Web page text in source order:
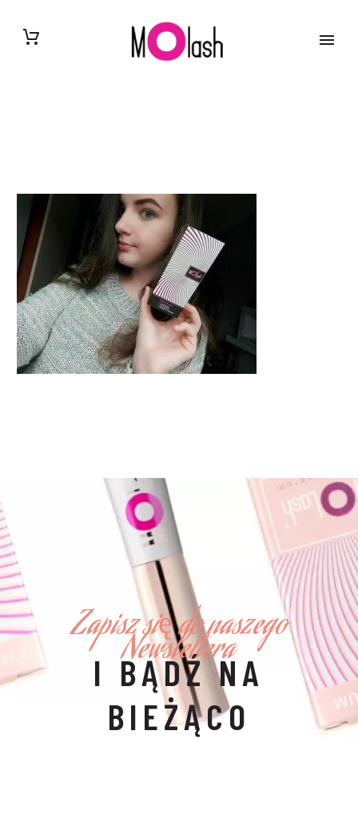
Zapisz się do naszego
Newslettera
I BĄDŹ NA
BIEŻĄCO